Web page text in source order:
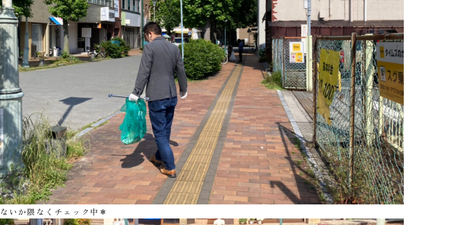
いか隈なくチェック中＊